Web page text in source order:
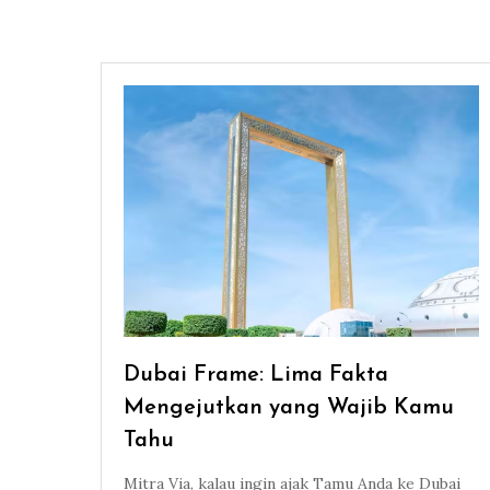
Dubai Frame: Lima Fakta
Mengejutkan yang Wajib Kamu
Tahu
Mitra Via, kalau ingin ajak Tamu Anda ke Dubai